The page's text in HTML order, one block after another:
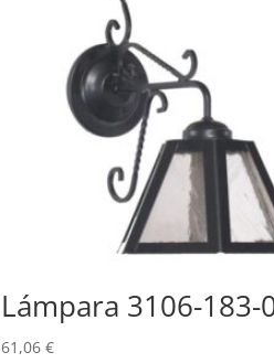
Lámpara 3106-183-
61,06€